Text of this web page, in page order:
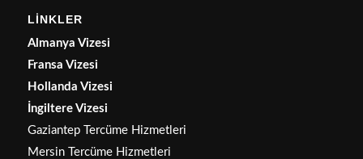
LİNKLER
Almanya Vizesi
Fransa Vizesi
Hollanda Vizesi
İngiltere Vizesi
Gaziantep Tercüme Hizmetleri
Mersin Tercüme Hizmetleri